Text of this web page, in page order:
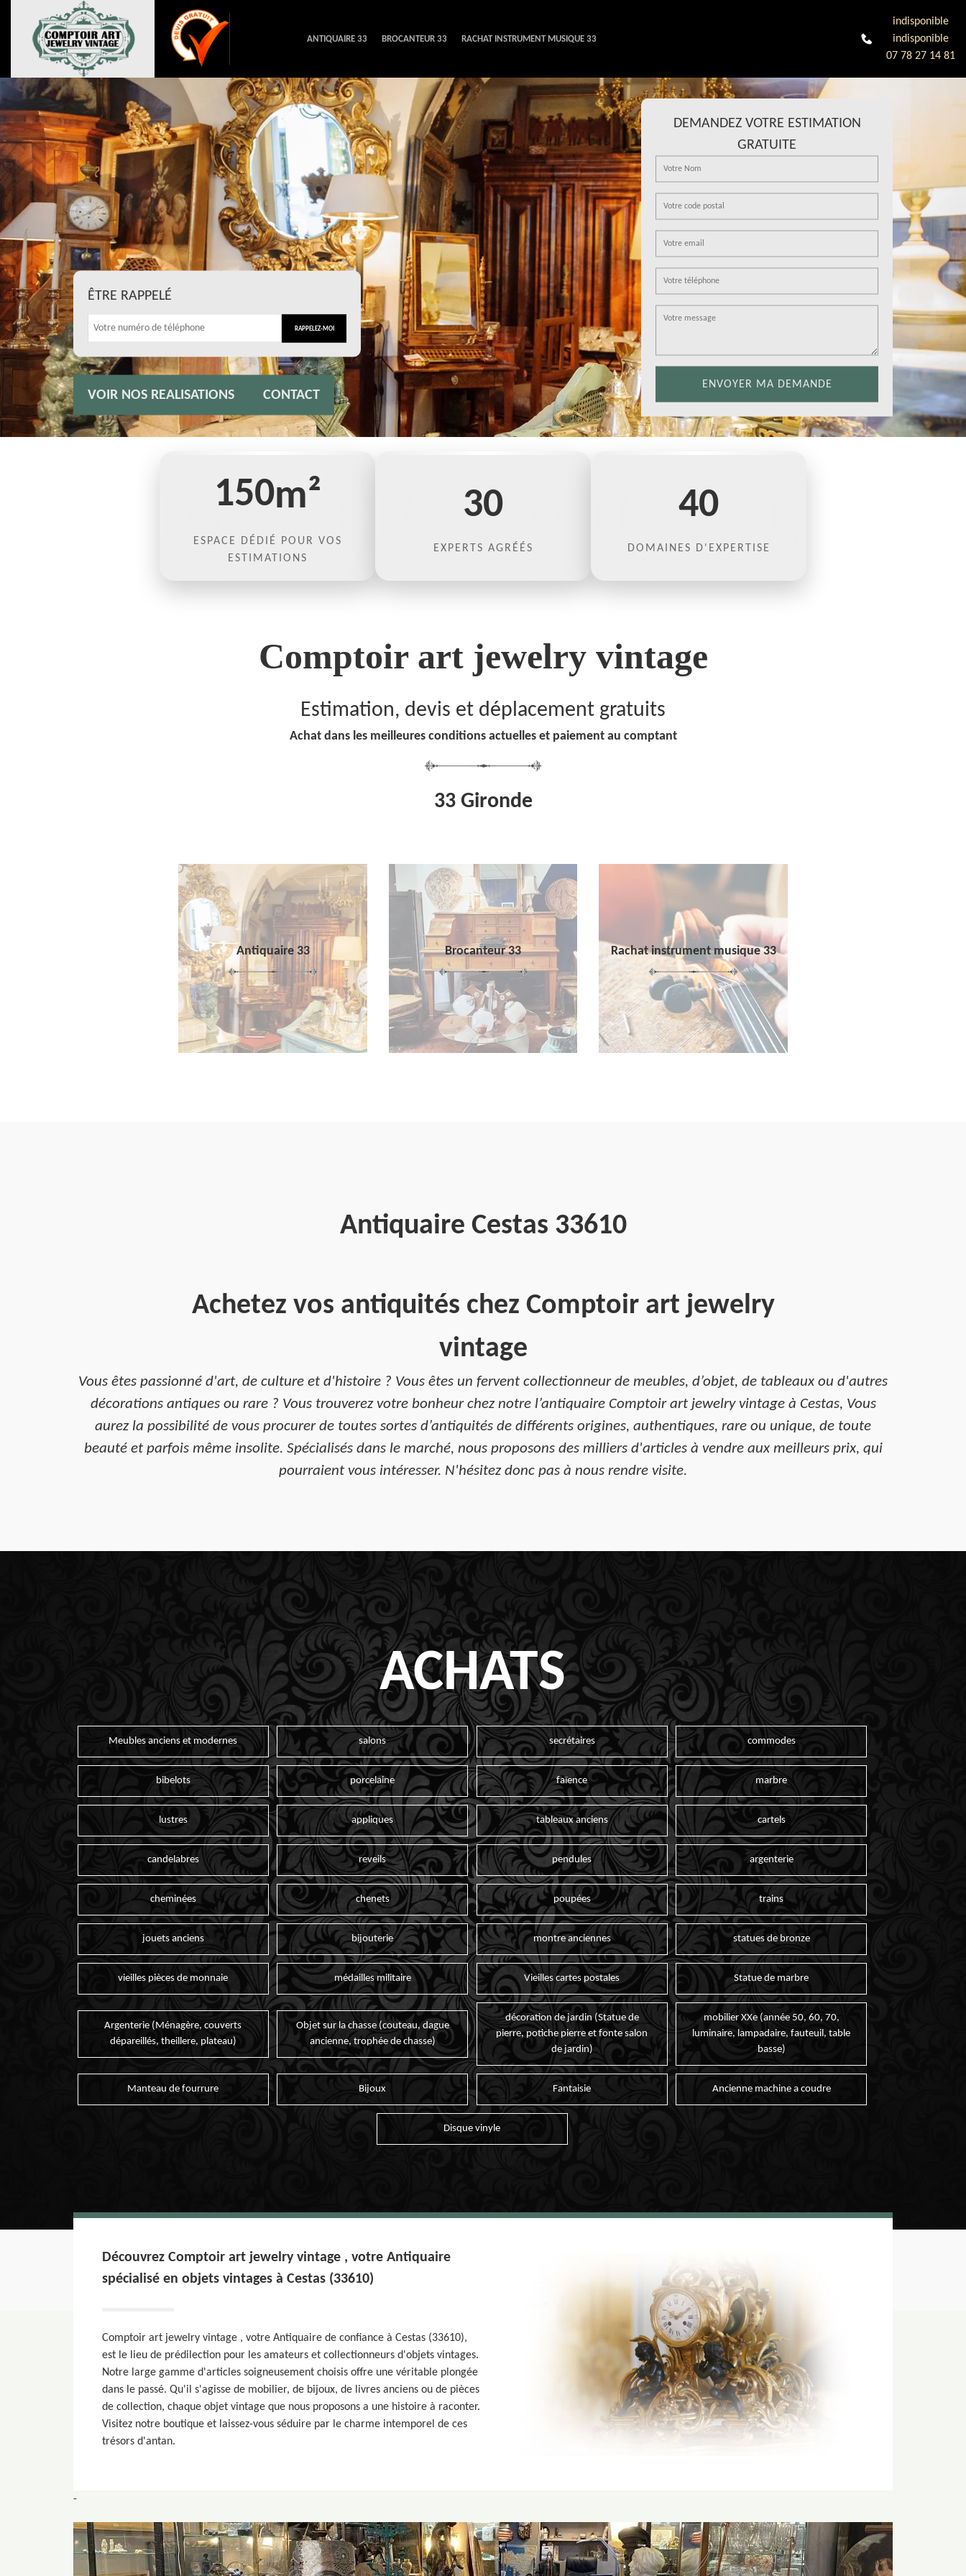
ANTIQUAIRE 33 BROCANTEUR 33 RACHAT INSTRUMENT MUSIQUE 33
indisponible
indisponible
07 78 27 14 81
ÊTRE RAPPELÉ
VOIR NOS REALISATIONS CONTACT
DEMANDEZ VOTRE ESTIMATION
GRATUITE
150m²
ESPACE DÉDIÉ POUR VOS
ESTIMATIONS
30
EXPERTS AGRÉÉS
40
DOMAINES D'EXPERTISE
Comptoir art jewelry vintage
Estimation, devis et déplacement gratuits
Achat dans les meilleures conditions actuelles et paiement au comptant
33 Gironde
Antiquaire 33 Brocanteur 33 Rachat instrument musique 33
Antiquaire Cestas 33610
Achetez vos antiquités chez Comptoir art jewelry
vintage
Vous êtes passionné d'art, de culture et d'histoire ? Vous êtes un fervent collectionneur de meubles, d’objet, de tableaux ou d'autres
décorations antiques ou rare ? Vous trouverez votre bonheur chez notre l’antiquaire Comptoir art jewelry vintage à Cestas, Vous
aurez la possibilité de vous procurer de toutes sortes d’antiquités de différents origines, authentiques, rare ou unique, de toute
beauté et parfois même insolite. Spécialisés dans le marché, nous proposons des milliers d'articles à vendre aux meilleurs prix, qui
pourraient vous intéresser. N'hésitez donc pas à nous rendre visite.
ACHATS
Meubles anciens et modernes salons secrétaires commodes
bibelots porcelaine faïence marbre
lustres appliques tableaux anciens cartels
candelabres reveils pendules argenterie
cheminées chenets poupées trains
jouets anciens bijouterie montre anciennes statues de bronze
vieilles pièces de monnaie médailles militaire Vieilles cartes postales Statue de marbre
Argenterie (Ménagère, couverts
dépareillés, theillere, plateau)
Objet sur la chasse (couteau, dague
ancienne, trophée de chasse)
décoration de jardin (Statue de
pierre, potiche pierre et fonte salon
de jardin)
mobilier XXe (année 50, 60, 70,
luminaire, lampadaire, fauteuil, table
basse)
Manteau de fourrure Bijoux Fantaisie Ancienne machine a coudre
Disque vinyle
Découvrez Comptoir art jewelry vintage , votre Antiquaire
spécialisé en objets vintages à Cestas (33610)
Comptoir art jewelry vintage , votre Antiquaire de confiance à Cestas (33610),
est le lieu de prédilection pour les amateurs et collectionneurs d'objets vintages.
Notre large gamme d'articles soigneusement choisis offre une véritable plongée
dans le passé. Qu'il s'agisse de mobilier, de bijoux, de livres anciens ou de pièces
de collection, chaque objet vintage que nous proposons a une histoire à raconter.
Visitez notre boutique et laissez-vous séduire par le charme intemporel de ces
trésors d'antan.
-